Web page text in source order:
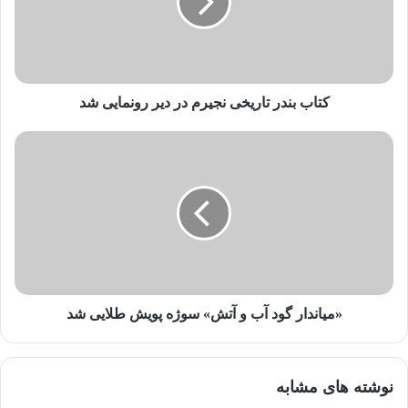
ا
ک
کتاب بندر تاریخی نجیرم در دیر رونمایی شد
«میاندار گود آب و آتش» سوژه پویش طلایی شد
نوشته های مشابه